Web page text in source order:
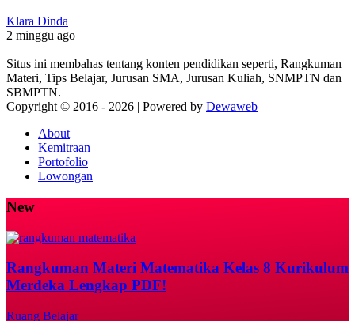
Klara Dinda
2 minggu ago
Situs ini membahas tentang konten pendidikan seperti, Rangkuman
Materi, Tips Belajar, Jurusan SMA, Jurusan Kuliah, SNMPTN dan
SBMPTN.
Copyright © 2016 - 2026 | Powered by Dewaweb
About
Kemitraan
Portofolio
Lowongan
New
Rangkuman Materi Matematika Kelas 8 Kurikulum
Merdeka Lengkap PDF!
Ruang Belajar